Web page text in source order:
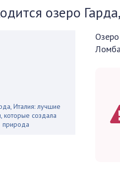
озеро
Италия: лучшие
которые создала
природа